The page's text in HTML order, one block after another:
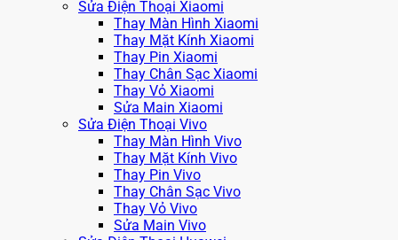
Sửa Điện Thoại Xiaomi
Thay Màn Hình Xiaomi
Thay Mặt Kính Xiaomi
Thay Pin Xiaomi
Thay Chân Sạc Xiaomi
Thay Vỏ Xiaomi
Sửa Main Xiaomi
Sửa Điện Thoại Vivo
Thay Màn Hình Vivo
Thay Mặt Kính Vivo
Thay Pin Vivo
Thay Chân Sạc Vivo
Thay Vỏ Vivo
Sửa Main Vivo